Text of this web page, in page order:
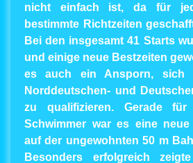
nicht einfach ist, da für
bestimmte Richtzeiten
Bei den insgesamt 41 Starts
und einige neue Bestzeiten
es auch ein Ansporn, sich
Norddeutschen- und
zu qualifizieren. Gerade für
Schwimmer war es eine neue
auf der ungewohnten 50 m
Besonders erfolgreich